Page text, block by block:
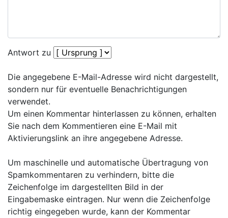
Antwort zu
Die angegebene E-Mail-Adresse wird nicht dargestellt,
sondern nur für eventuelle Benachrichtigungen
verwendet.
Um einen Kommentar hinterlassen zu können, erhalten
Sie nach dem Kommentieren eine E-Mail mit
Aktivierungslink an ihre angegebene Adresse.
Um maschinelle und automatische Übertragung von
Spamkommentaren zu verhindern, bitte die
Zeichenfolge im dargestellten Bild in der
Eingabemaske eintragen. Nur wenn die Zeichenfolge
richtig eingegeben wurde, kann der Kommentar